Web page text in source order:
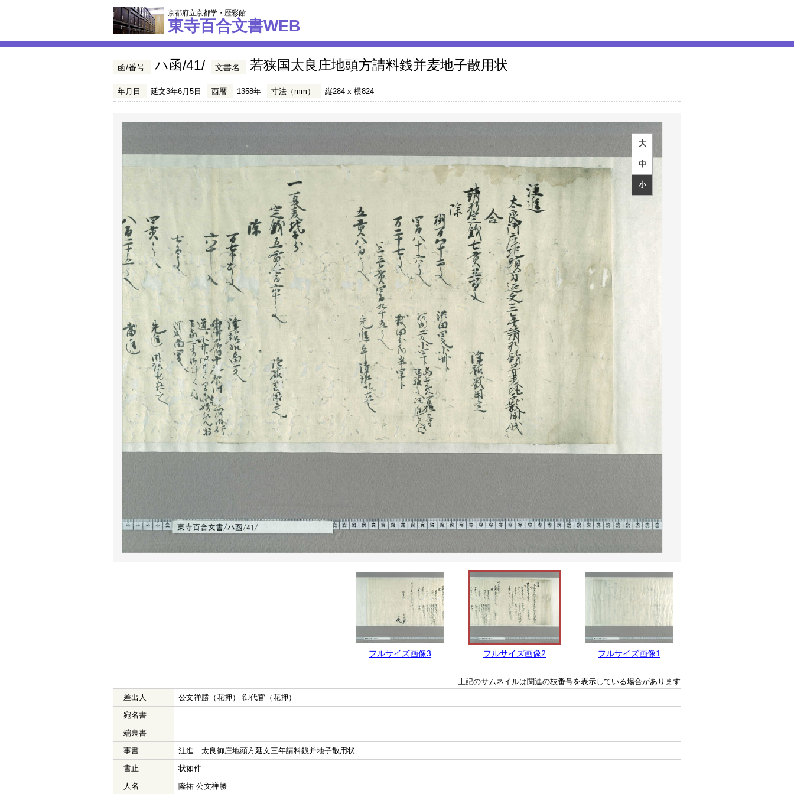
京都府立京都学・歴彩館
東寺百合文書WEB
函/番号 ハ函/41/ 文書名 若狭国太良庄地頭方請料銭并麦地子散用状
年月日 延文3年6月5日 西暦 1358年 寸法（mm） 縦284 x 横824
大
中
小
フルサイズ画像3 フルサイズ画像2 フルサイズ画像1
上記のサムネイルは関連の枝番号を表示している場合があります
差出人
公文禅勝（花押） 御代官（花押）
宛名書
端裏書
事書
注進 太良御庄地頭方延文三年請料銭并地子散用状
書止
状如件
人名
隆祐 公文禅勝